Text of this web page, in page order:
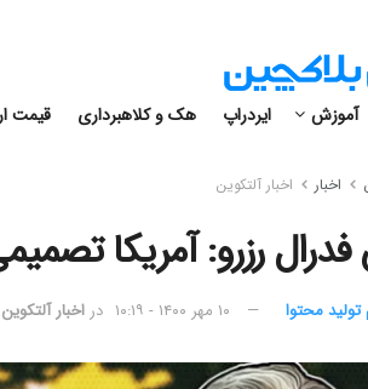
آموزش ایردراپ هک و کلاهبرداری قیمت
اخبار اخبار آلتکوین
رزرو: آمریکا
تولید محتوا ۱۰ مهر ۱۴۰۰ - ۱۰:۱۹ در اخبار آلتکوین